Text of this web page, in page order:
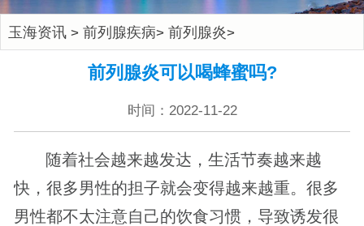
玉海资讯> 前列腺疾病> 前列腺炎>
前列腺炎可以喝蜂蜜吗?
时间：2022-11-22
随着社会越来越发达，生活节奏越来越
快，很多男性的担子就会变得越来越重。很多
男性都不太注意自己的饮食习惯，导致诱发很